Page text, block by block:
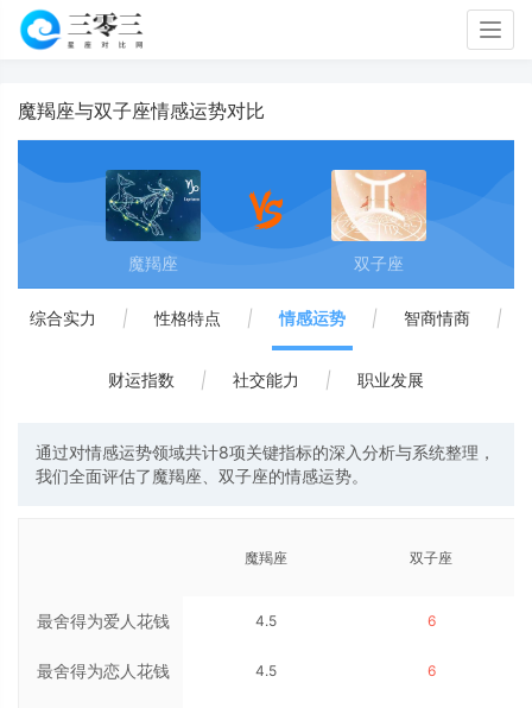
魔羯座与双子座情感运势对比
魔羯座 双子座
综合实力 | 性格特点 | 情感运势 | 智商情商 |
财运指数 | 社交能力 | 职业发展
通过对情感运势领域共计8项关键指标的深入分析与系统整理，
我们全面评估了魔羯座、双子座的情感运势。
最舍得为爱人花钱
最舍得为恋人花钱
魔羯座
4.5
4.5
双子座
6
6